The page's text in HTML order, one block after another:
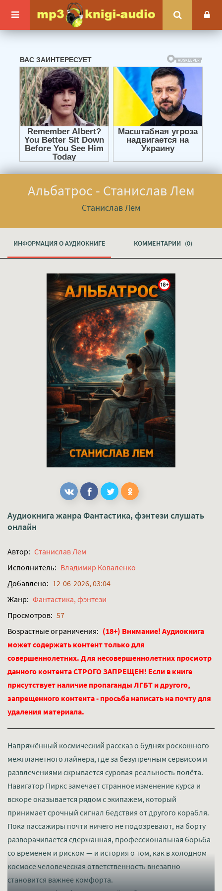
Альбатрос - Станислав Лем
Станислав Лем
ИНФОРМАЦИЯ О АУДИОКНИГЕ КОММЕНТАРИИ (0)
Аудиокнига жанра Фантастика, фэнтези слушать
онлайн
Автор: Станислав Лем
Исполнитель: Владимир Коваленко
Добавлено: 12-06-2026, 03:04
Жанр: Фантастика, фэнтези
Просмотров: 57
Возрастные ограничения: (18+) Внимание! Аудиокнига
может содержать контент только для
совершеннолетних. Для несовершеннолетних просмотр
данного контента СТРОГО ЗАПРЕЩЕН! Если в книге
присутствует наличие пропаганды ЛГБТ и другого,
запрещенного контента - просьба написать на почту для
удаления материала.
Напряжённый космический рассказ о буднях роскошного
межпланетного лайнера, где за безупречным сервисом и
развлечениями скрывается суровая реальность полёта.
Навигатор Пиркс замечает странное изменение курса и
вскоре оказывается рядом с экипажем, который
принимает срочный сигнал бедствия от другого корабля.
Пока пассажиры почти ничего не подозревают, на борту
разворачивается сдержанная, профессиональная борьба
со временем и риском — и история о том, как в холодном
космосе человеческая ответственность внезапно
становится важнее комфорта.